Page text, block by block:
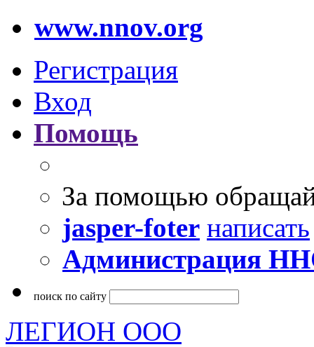
www.nnov.org
Регистрация
Вход
Помощь
За помощью
jasper-foter написать
Администрация
поиск по сайту
ЛЕГИОН ООО